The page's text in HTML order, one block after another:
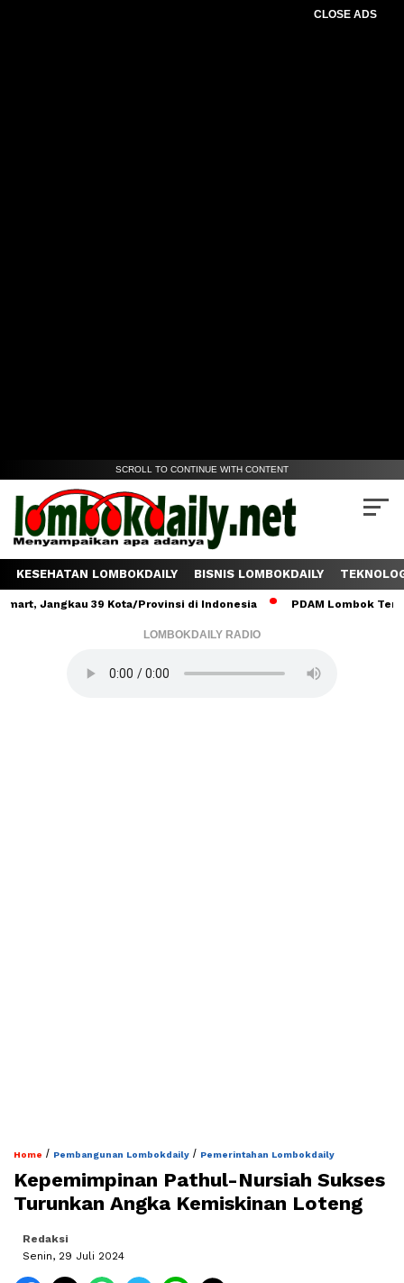
CLOSE ADS
SCROLL TO CONTINUE WITH CONTENT
KESEHATAN LOMBOKDAILY BISNIS LOMBOKDAILY
39 Kota/Provinsi di Indonesia PDAM Lombok Tengah
LOMBOKDAILY RADIO
Home / Pembangunan Lombokdaily / Pemerintahan Lombokdaily
Kepemimpinan Pathul-Nursiah Sukses
Turunkan Angka Kemiskinan Loteng
Redaksi
Senin, 29 Juli 2024